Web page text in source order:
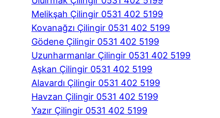
Melikşah Çilingir 0531 402 5199
Kovanağzı Çilingir 0531 402 5199
Gödene Çilingir 0531 402 5199
Uzunharmanlar Çilingir 0531 402 5199
Aşkan Çilingir 0531 402 5199
Alavardı Çilingir 0531 402 5199
Havzan Çilingir 0531 402 5199
Yazır Çilingir 0531 402 5199